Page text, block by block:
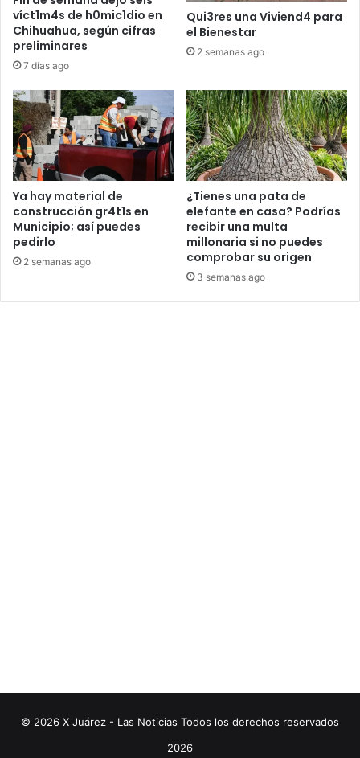
víct1m4s de h0mic1dio en
Chihuahua, según cifras
preliminares
7 días ago
Qui3res una Viviend4 para
el Bienestar
2 semanas ago
Ya hay material de
construcción gr4t1s en
Municipio; así puedes
pedirlo
2 semanas ago
¿Tienes una pata de
elefante en casa? Podrías
recibir una multa
millonaria si no puedes
comprobar su origen
3 semanas ago
© 2026 X Juárez - Las Noticias Todos los derechos reservados
2026